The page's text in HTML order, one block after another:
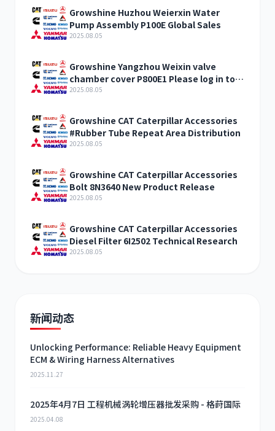
Growshine Huzhou Weierxin Water
Pump Assembly P100E Global Sales
2025.08.05
Growshine Yangzhou Weixin valve
chamber cover P800E1 Please log in to
sell
2025.08.05
Growshine CAT Caterpillar Accessories
#Rubber Tube Repeat Area Distribution
2025.08.05
Growshine CAT Caterpillar Accessories
Bolt 8N3640 New Product Release
2025.08.05
Growshine CAT Caterpillar Accessories
Diesel Filter 6I2502 Technical Research
2025.08.05
新闻动态
Unlocking Performance: Reliable Heavy Equipment
ECM & Wiring Harness Alternatives
2025.11.27
2025年4月7日 工程机械涡轮增压器批发采购 - 格莳国际
2025.04.08